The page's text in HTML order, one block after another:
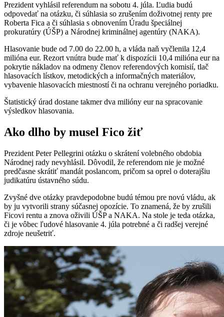
Prezident vyhlásil referendum na sobotu 4. júla. Ľudia budú
odpovedať na otázku, či súhlasia so zrušením doživotnej renty pre
Roberta Fica a či súhlasia s obnovením Úradu špeciálnej
prokuratúry (ÚŠP) a Národnej kriminálnej agentúry (NAKA).
Hlasovanie bude od 7.00 do 22.00 h, a vláda naň vyčlenila 12,4
milióna eur. Rezort vnútra bude mať k dispozícii 10,4 milióna eur na
pokrytie nákladov na odmeny členov referendových komisií, tlač
hlasovacích lístkov, metodických a informačných materiálov,
vybavenie hlasovacích miestností či na ochranu verejného poriadku.
Štatistický úrad dostane takmer dva milióny eur na spracovanie
výsledkov hlasovania.
Ako dlho by musel Fico žiť
Prezident Peter Pellegrini otázku o skrátení volebného obdobia
Národnej rady nevyhlásil. Dôvodil, že referendom nie je možné
predčasne skrátiť mandát poslancom, pričom sa oprel o doterajšiu
judikatúru ústavného súdu.
Zvyšné dve otázky pravdepodobne budú témou pre novú vládu, ak
by ju vytvorili strany súčasnej opozície. To znamená, že by zrušili
Ficovi rentu a znova oživili ÚŠP a NAKA. Na stole je teda otázka,
či je vôbec ľudové hlasovanie 4. júla potrebné a či radšej verejné
zdroje neušetriť.